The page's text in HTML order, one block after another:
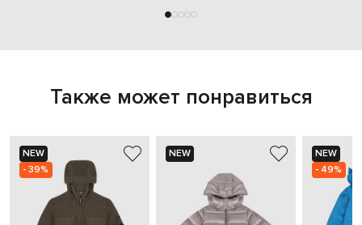
Также может понравиться
NEW
- 39%
NEW
NEW
- 49%